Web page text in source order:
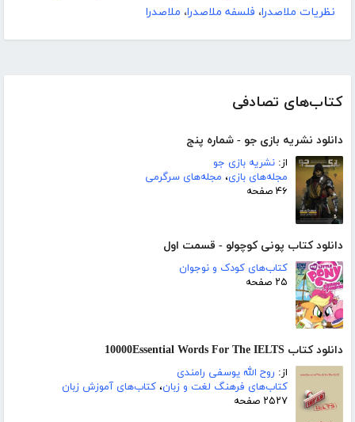
کتاب‌های تصادفی
دانلود نشریه بازی جو - شماره پنج
از: نشریه بازی جو
مجله‌های بازی، مجله‌های سرگرمی
۴۶ صفحه
دانلود کتاب پونی کوچولو - قسمت اول
کتاب‌های کودک و نوجوان
۲۵ صفحه
دانلود کتاب 10000Essential Words For The IELTS
از: روح الله یوسفی رامندی
کتاب‌های فرهنگ لغت و زبان، کتاب‌های آموزش زبان
۲۵۲۷ صفحه
نظریات ملاصدرا، فلسفه ملاصدرا، ملاصدرا